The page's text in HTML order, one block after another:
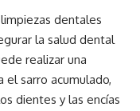
dentales
la salud dental
realizar una
el sarro acumulado,
dientes y las encías